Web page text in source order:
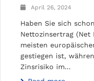
April 26, 2024
Haben Sie sich
Nettozinsertrag (Net
meisten
gestiegen ist,
Zinsrisiko im…